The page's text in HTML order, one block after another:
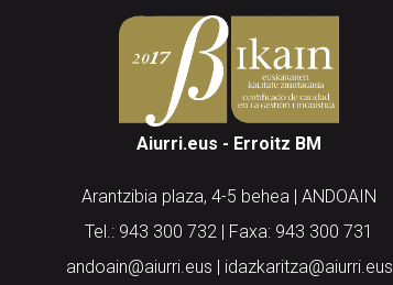
Aiurri.eus - Erroitz BM
Arantzibia plaza, 4-5 behea | ANDOAIN
Tel.: 943 300 732 | Faxa: 943 300 731
andoain@aiurri.eus | idazkaritza@aiurri.eus